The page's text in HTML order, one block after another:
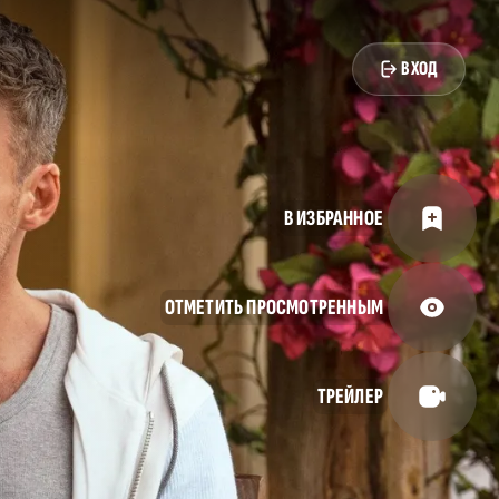
ВХОД
В ИЗБРАННОЕ
ОТМЕТИТЬ ПРОСМОТРЕННЫМ
ТРЕЙЛЕР